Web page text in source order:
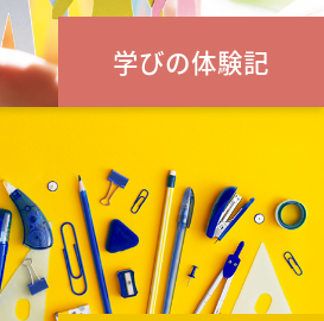
学びの体験記